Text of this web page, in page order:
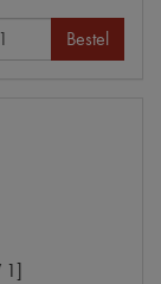
Bestel
1]